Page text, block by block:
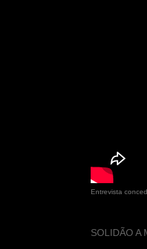
Entrevista
SOLIDÃO A